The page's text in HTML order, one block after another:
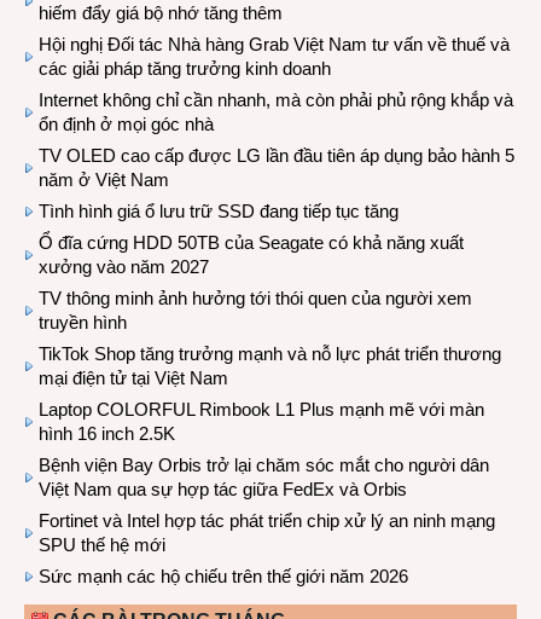
hiếm đẩy giá bộ nhớ tăng thêm
Hội nghị Đối tác Nhà hàng Grab Việt Nam tư vấn về thuế và
các giải pháp tăng trưởng kinh doanh
Internet không chỉ cần nhanh, mà còn phải phủ rộng khắp và
ổn định ở mọi góc nhà
TV OLED cao cấp được LG lần đầu tiên áp dụng bảo hành 5
năm ở Việt Nam
Tình hình giá ổ lưu trữ SSD đang tiếp tục tăng
Ổ đĩa cứng HDD 50TB của Seagate có khả năng xuất
xưởng vào năm 2027
TV thông minh ảnh hưởng tới thói quen của người xem
truyền hình
TikTok Shop tăng trưởng mạnh và nỗ lực phát triển thương
mại điện tử tại Việt Nam
Laptop COLORFUL Rimbook L1 Plus mạnh mẽ với màn
hình 16 inch 2.5K
Bệnh viện Bay Orbis trở lại chăm sóc mắt cho người dân
Việt Nam qua sự hợp tác giữa FedEx và Orbis
Fortinet và Intel hợp tác phát triển chip xử lý an ninh mạng
SPU thế hệ mới
Sức mạnh các hộ chiếu trên thế giới năm 2026